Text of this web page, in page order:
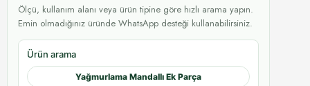
Ölçü, kullanım alanı veya ürün tipine göre hızlı arama yapın.
Emin olmadığınız üründe WhatsApp desteği kullanabilirsiniz.
Ürün arama
Yağmurlama Mandallı Ek Parça